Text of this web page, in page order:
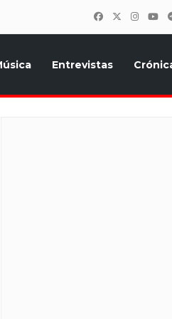
Entrevistas